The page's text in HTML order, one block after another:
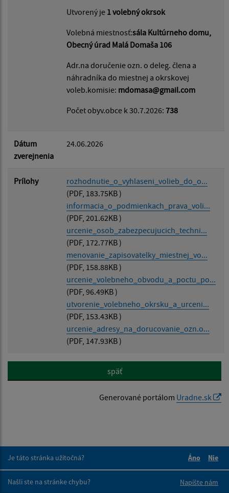
Utvorený je 1 volebný okrsok
Volebná miestnosť:sála Kultúrneho domu,
Obecný úrad Malá Domaša 106
Adr.na doručenie ozn. o deleg. člena a
náhradníka do miestnej a okrskovej
voleb.komisie: mdomasa@gmail.com
Počet obyv.obce k 30.7.2026: 738
Dátum
zverejnenia
24.06.2026
Prílohy
rozhodnutie_o_vyhlaseni_volieb_do_o...
(PDF, 183.75KB )
informacia_o_podmienkach_prava_voli...
(PDF, 201.62KB )
urcenie_osob_zabezpecujucich_techni...
(PDF, 172.77KB )
menovanie_zapisovatelky_miestnej_vo...
(PDF, 158.88KB )
urcenie_volebneho_obvodu_a_poctu_po...
(PDF, 96.49KB )
utvorenie_volebneho_okrsku_a_urceni...
(PDF, 153.43KB )
urcenie_adresy_na_dorucovanie_ozn.o...
(PDF, 147.93KB )
späť
Generované portálom Uradne.sk
Je táto stránka užitočná?
Áno
Nie
Našli ste na stránke chybu?
Napíšte nám